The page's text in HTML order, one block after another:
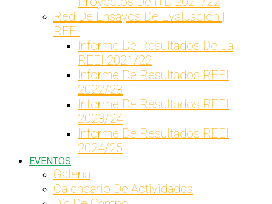
Red De Ensayos De Evaluación |
REEI
Informe De Resultados De La
REEI 2021/22
Informe De Resultados REEI
2022/23
Informe De Resultados REEI
2023/24
Informe De Resultados REEI
2024/25
EVENTOS
Galería
Calendario De Actividades